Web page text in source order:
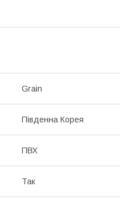
Grain
Південна Корея
ПВХ
Так